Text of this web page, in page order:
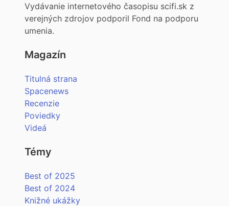
Vydávanie internetového časopisu scifi.sk z
verejných zdrojov podporil Fond na podporu
umenia.
Magazín
Titulná strana
Spacenews
Recenzie
Poviedky
Videá
Témy
Best of 2025
Best of 2024
Knižné ukážky